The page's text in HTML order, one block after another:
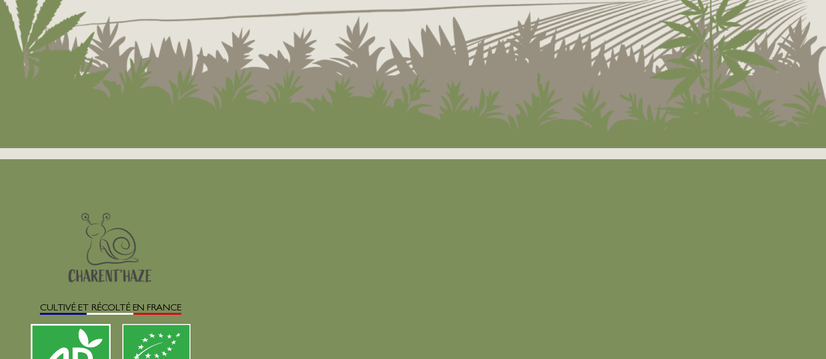
CULTIVÉ ET RÉCOLTÉ EN FRANCE